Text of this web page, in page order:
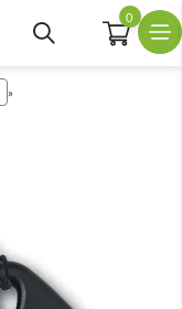
0
»